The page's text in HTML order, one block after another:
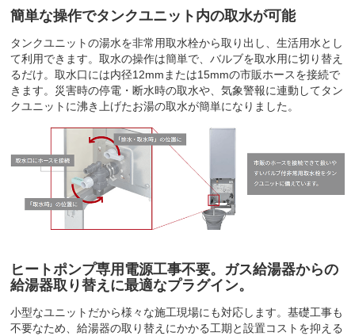
簡単な操作でタンクユニット内の取水が可能
タンクユニットの湯水を非常用取水栓から取り出し、生活用水とし
て利用できます。取水の操作は簡単で、バルブを取水用に切り替え
るだけ。取水口には内径12mmまたは15mmの市販ホースを接続で
きます。災害時の停電・断水時の取水や、気象警報に連動してタン
クユニットに沸き上げたお湯の取水が簡単になりました。
ヒートポンプ専用電源工事不要。ガス給湯器からの
給湯器取り替えに最適なプラグイン。
小型なユニットだから様々な施工現場にも対応します。基礎工事も
不要なため、給湯器の取り替えにかかる工期と設置コストを抑える